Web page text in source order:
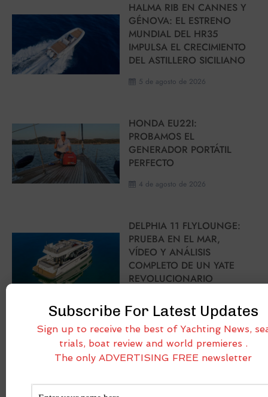
5 de agosto de 2026
HALMA RIB EN CANNES Y
GÉNOVA: EL ESTRENO
MUNDIAL DEL HR35
IMPULSA EL CRECIMIENTO
DEL ASTILLERO SICILIANO
4 de agosto de 2026
HONDA EU22I:
PROBAMOS EL
GENERADOR PORTÁTIL
PERFECTO
DELPHIA 11 FLYLOUNGE:
PRUEBA EN EL MAR,
VÍDEO Y ANÁLISIS
COMPLETO DE UN YATE
REVOLUCIONARIO
leer más sobre NOTICIAS NÁUTICAS
PRUEBAS EN EMBARCACIONES
Subscribe For Latest Updates
Sign up to receive the best of Yachting News,
trials, boat review and world premieres .
The only ADVERTISING FREE newsletter